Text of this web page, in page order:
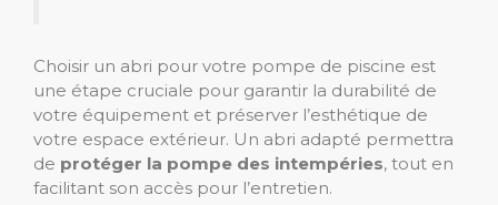
Choisir un abri pour votre pompe de piscine est
une étape cruciale pour garantir la durabilité de
votre équipement et préserver l’esthétique de
votre espace extérieur. Un abri adapté permettra
de protéger la pompe des intempéries, tout en
facilitant son accès pour l’entretien.